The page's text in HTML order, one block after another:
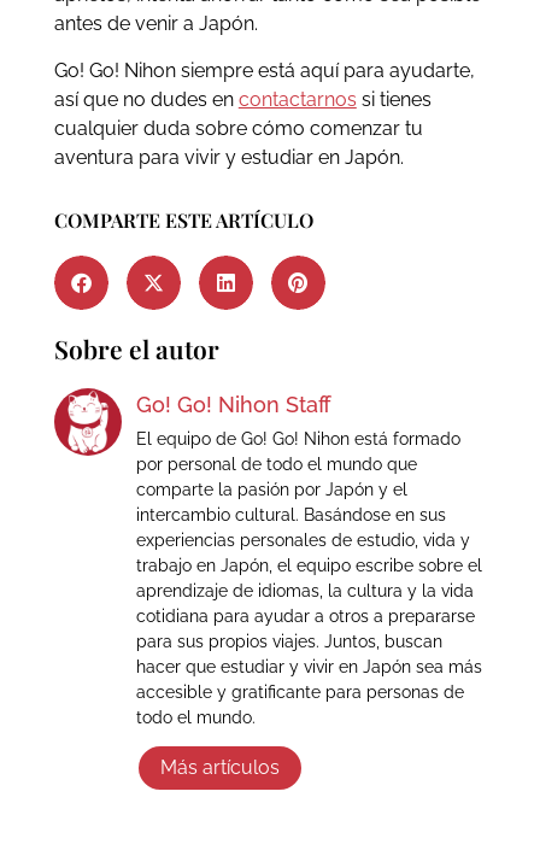
antes de venir a Japón.
Go! Go! Nihon siempre está aquí para ayudarte,
así que no dudes en contactarnos si tienes
cualquier duda sobre cómo comenzar tu
aventura para vivir y estudiar en Japón.
COMPARTE ESTE ARTÍCULO
Sobre el autor
Go! Go! Nihon Staff
El equipo de Go! Go! Nihon está formado
por personal de todo el mundo que
comparte la pasión por Japón y el
intercambio cultural. Basándose en sus
experiencias personales de estudio, vida y
trabajo en Japón, el equipo escribe sobre el
aprendizaje de idiomas, la cultura y la vida
cotidiana para ayudar a otros a prepararse
para sus propios viajes. Juntos, buscan
hacer que estudiar y vivir en Japón sea más
accesible y gratificante para personas de
todo el mundo.
Más artículos